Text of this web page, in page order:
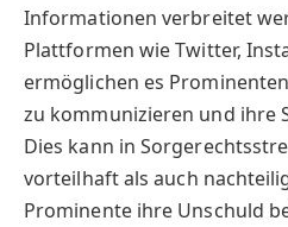
Informationen verbreitet
Plattformen wie Twitter,
ermöglichen es
zu kommunizieren und ihre
Dies kann in
vorteilhaft als auch
Prominente ihre Unschuld